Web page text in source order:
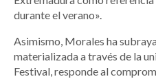
durante el verano».
Asimismo, Morales ha
materializada a través de la
Festival, responde al